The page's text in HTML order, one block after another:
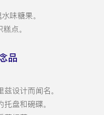
味糖果。
点。
品
设计而闻名。
盘和碗碟。